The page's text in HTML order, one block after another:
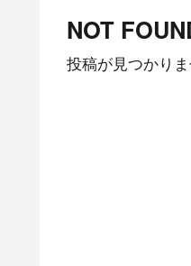
NOT
投稿が見つかりま